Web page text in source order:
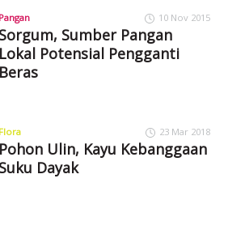
Pangan 10 Nov 2015
Sorgum, Sumber Pangan
Lokal Potensial Pengganti
Beras
Flora 23 Mar 2018
Pohon Ulin, Kayu Kebanggaan
Suku Dayak